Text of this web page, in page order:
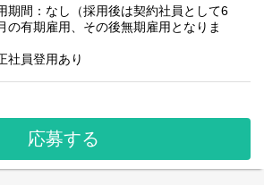
期間：なし（採用後は契約社員として6
の有期雇用、その後無期雇用となりま
社員登用あり
応募する